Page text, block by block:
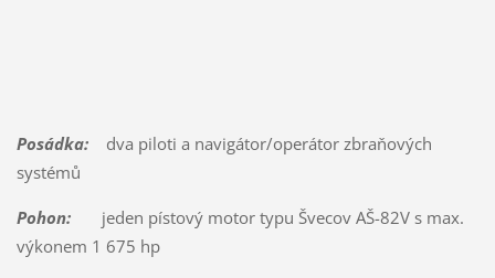
Posádka:dva piloti a navigátor/operátor zbraňových
systémů
Pohon:jeden pístový motor typu Švecov AŠ-82V s max.
výkonem 1 675 hp